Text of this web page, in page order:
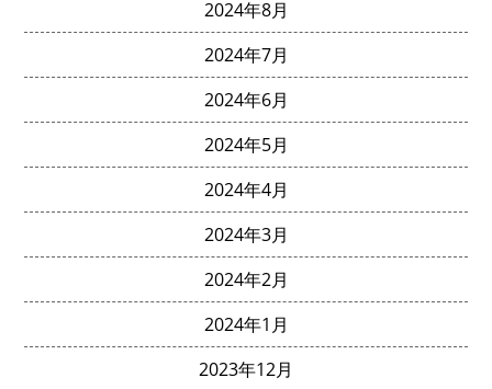
2024年8月
2024年7月
2024年6月
2024年5月
2024年4月
2024年3月
2024年2月
2024年1月
2023年12月